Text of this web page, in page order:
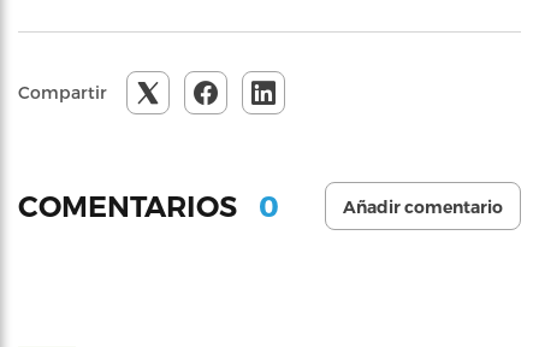
Compartir
COMENTARIOS 0 Añadir comentario